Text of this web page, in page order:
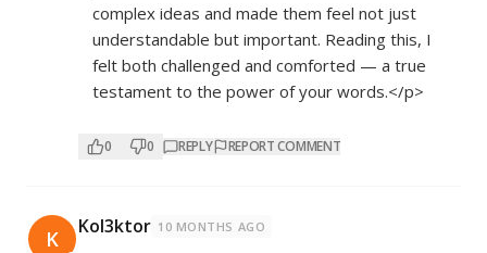
complex ideas and made them feel not just
understandable but important. Reading this, I
felt both challenged and comforted — a true
testament to the power of your words.</p>
0 0 REPLY REPORT COMMENT
K Kol3ktor 10 MONTHS AGO